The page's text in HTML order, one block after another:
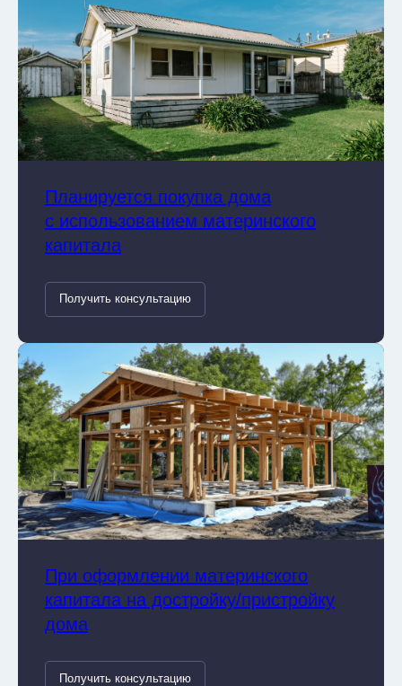
Планируется покупка дома
с использованием материнского
капитала
Получить консультацию
При оформлении материнского
капитала на достройку/пристройку
дома
Получить консультацию